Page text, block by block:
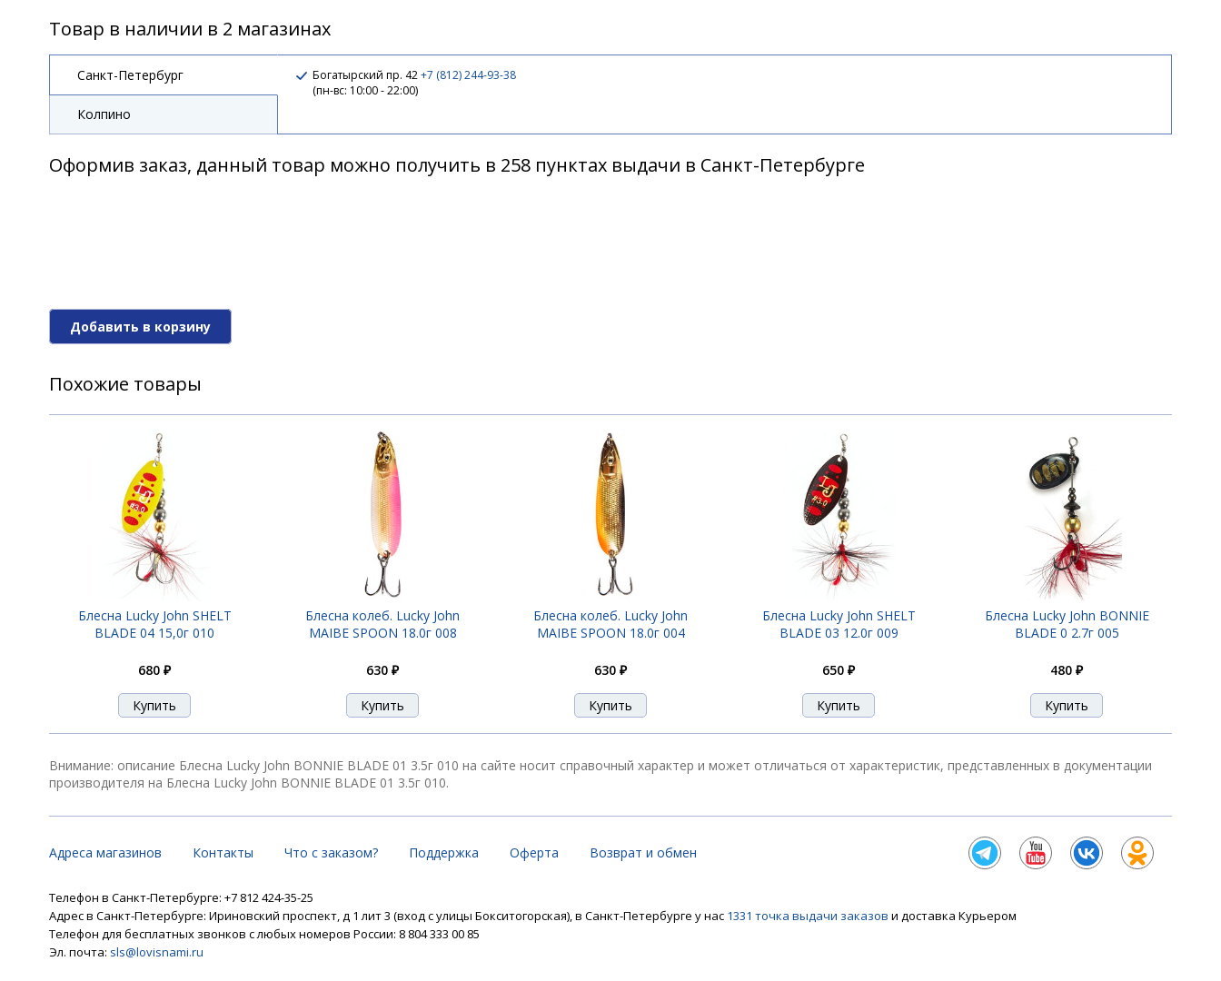
Блесна Lucky John BONNIE BLADE 0 2.7г 009
Блесна Lucky John BONNIE BLADE 01 3.5г 009
Блесна Lucky John BONNIE BLADE 01 3.5г 010
Блесна Lucky John BONNIE BLADE 01 3.5г 011 510 ₽
Блесна Lucky John BONNIE BLADE 02 4.3г 013
Блесна Lucky John BONNIE BLADE 05 13.4г 010
Товар в наличии в 2 магазинах
Санкт-Петербург
Колпино
Богатырский пр. 42+7 (812) 244-93-38
(пн-вс: 10:00 - 22:00)
Оформив заказ, данный товар можно получить в 258 пунктах выдачи в Санкт-Петербурге
Добавить в корзину
Похожие товары
Блесна Lucky John SHELT
BLADE 04 15,0г 010
680 ₽
Блесна колеб. Lucky John
MAIBE SPOON 18.0г 008
630 ₽
Блесна колеб. Lucky John
MAIBE SPOON 18.0г 004
630 ₽
Блесна Lucky John SHELT
BLADE 03 12.0г 009
650 ₽
Блесна Lucky John BONNIE
BLADE 0 2.7г 005
480 ₽
Внимание: описание Блесна Lucky John BONNIE BLADE 01 3.5г 010 на сайте носит справочный характер и может отличаться от характеристик, представленных в документации
производителя на Блесна Lucky John BONNIE BLADE 01 3.5г 010.
Адреса магазинов Контакты Что с заказом? Поддержка Оферта Возврат и обмен
Телефон в Санкт-Петербурге: +7 812 424-35-25
Адрес в Санкт-Петербурге: Ириновский проспект, д 1 лит 3 (вход с улицы Бокситогорская), в Санкт-Петербурге у нас 1331 точка выдачи заказов и доставка Курьером
Телефон для бесплатных звонков с любых номеров России: 8 804 333 00 85
Эл. почта: sls@lovisnami.ru